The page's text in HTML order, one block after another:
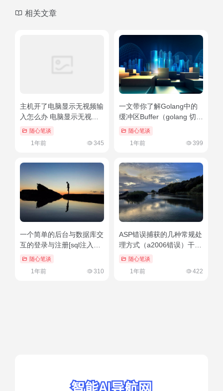
相关文章
主机开了电脑显示无视频输
入怎么办 电脑显示无视频
输入的解决方法（主机开了
随心笔谈
1年前 345
一文带你了解Golang中的
缓冲区Buffer（golang 切
片）学到了吗
随心笔谈
1年前 399
一个简单的后台与数据库交
互的登录与注册[sql注入处
理、以及MD5加密]（登陆
随心笔谈
1年前 310
ASP错误捕获的几种常规处
理方式（a2006错误）干货
分享随心笔谈
1年前 422